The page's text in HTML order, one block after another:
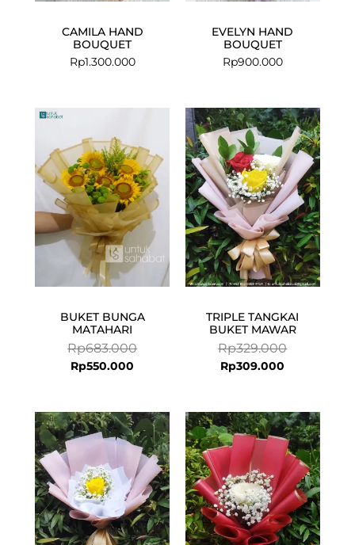
CAMILA HAND
BOUQUET
Rp1.300.000
EVELYN HAND
BOUQUET
Rp900.000
BUKET BUNGA
MATAHARI
Rp683.000
was:
Rp683.000.
Rp550.000
is:
Rp550.000.
TRIPLE TANGKAI
BUKET MAWAR
Rp329.000
Original
price
was:
Rp329.000.
Rp309.000
Current
price
is:
Rp309.000.